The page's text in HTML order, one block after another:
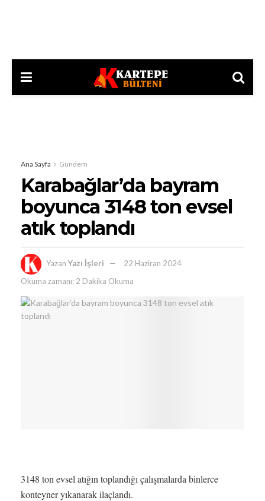
Ana Sayfa Gündem
Karabağlar’da bayram
boyunca 3148 ton evsel
atık toplandı
Yazan Yazı İşleri
22 Haziran 2024
Okuma zamanı: 2 Dakika Okuma
3148 ton evsel atığın toplandığı çalışmalarda binlerce
konteyner yıkanarak ilaçlandı.